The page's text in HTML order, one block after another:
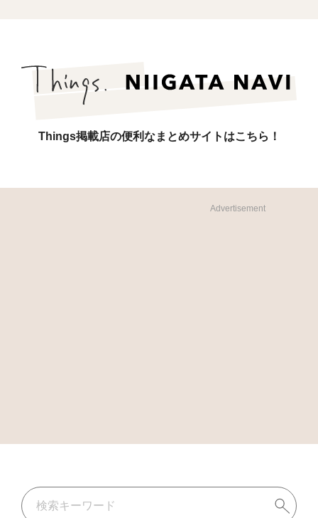
Things掲載店の便利なまとめサイトはこちら！
Advertisement